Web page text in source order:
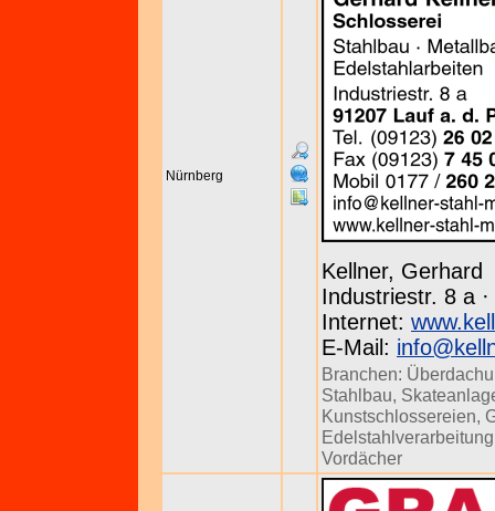
Nürnberg
Kellner, Gerhard
Industriestr. 8 a
Internet:
E-Mail:
Branchen:
Stahlbau,
Kunstschlossereien,
Edelstahlverarbeitung
Vordächer